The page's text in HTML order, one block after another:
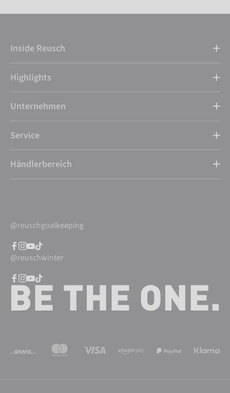
Inside Reusch
Highlights
Unternehmen
Service
Händlerbereich
@reuschgoalkeeping
@reuschwinter